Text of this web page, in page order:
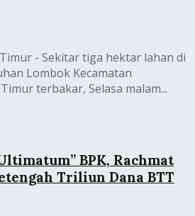
- Sekitar tiga hektar lahan di
Lombok Kecamatan
terbakar, Selasa malam...
BPK, Rachmat
Triliun Dana BTT